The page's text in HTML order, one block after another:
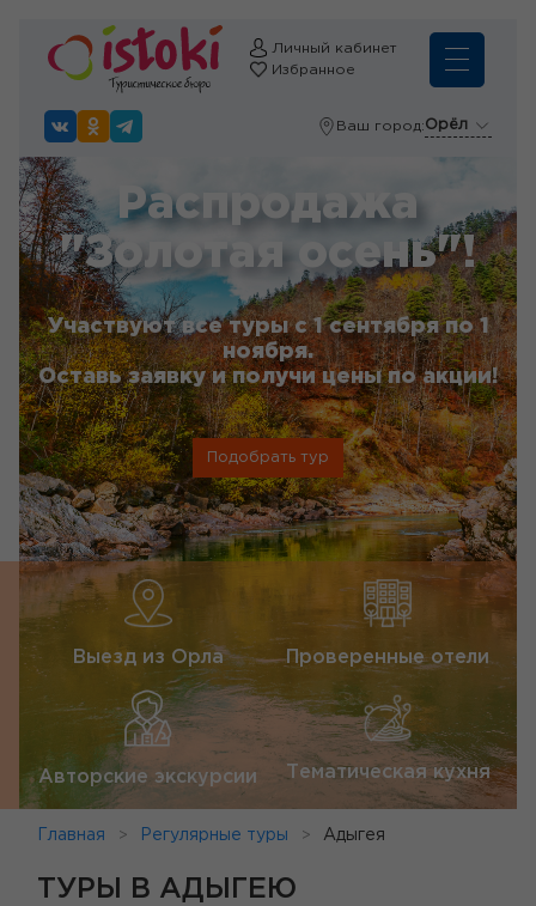
Личный кабинет
Избранное
Ваш город:Орёл
Распродажа
"Золотая осень"!
Участвуют все туры с 1 сентября по 1
ноября.
Оставь заявку и получи цены по акции!
Подобрать тур
Выезд из Орла Проверенные отели
Авторские экскурсии Тематическая кухня
Главная Регулярные туры Адыгея
ТУРЫ В АДЫГЕЮ